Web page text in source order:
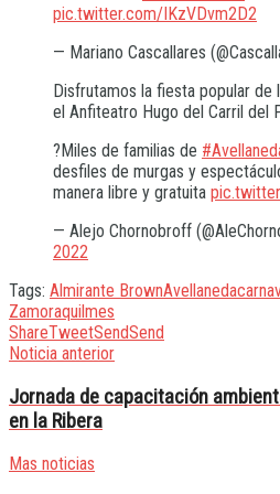
pic.twitter.com/IKzVDvm2D2
— Mariano Cascallares
Disfrutamos la fiesta popular de
el Anfiteatro Hugo del Carril del
?Miles de familias de
desfiles de murgas y
manera libre y gratuita
— Alejo Chornobroff
2022
Tags: Almirante BrownAvellaneda
Zamoraquilmes
ShareTweetSendSend
Noticia anterior
Jornada de capacitación
en la Ribera
Mas noticias